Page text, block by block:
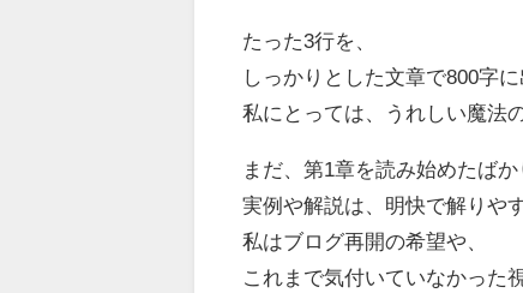
たった3行を、
しっかりとした文章で800字に
私にとっては、うれしい魔法
まだ、第1章を読み始めたばか
実例や解説は、明快で解りや
私はブログ再開の希望や、
これまで気付いていなかった